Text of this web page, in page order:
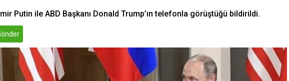
Putin ile ABD Başkanı Donald Trump’ın telefonla görüştüğü bildirildi.